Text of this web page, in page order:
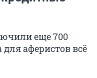
еще 700
аферистов всё